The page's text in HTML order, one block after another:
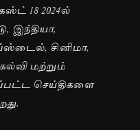
18 2024ல்
இந்தியா,
சினிமா,
மற்றும்
செய்திகளை